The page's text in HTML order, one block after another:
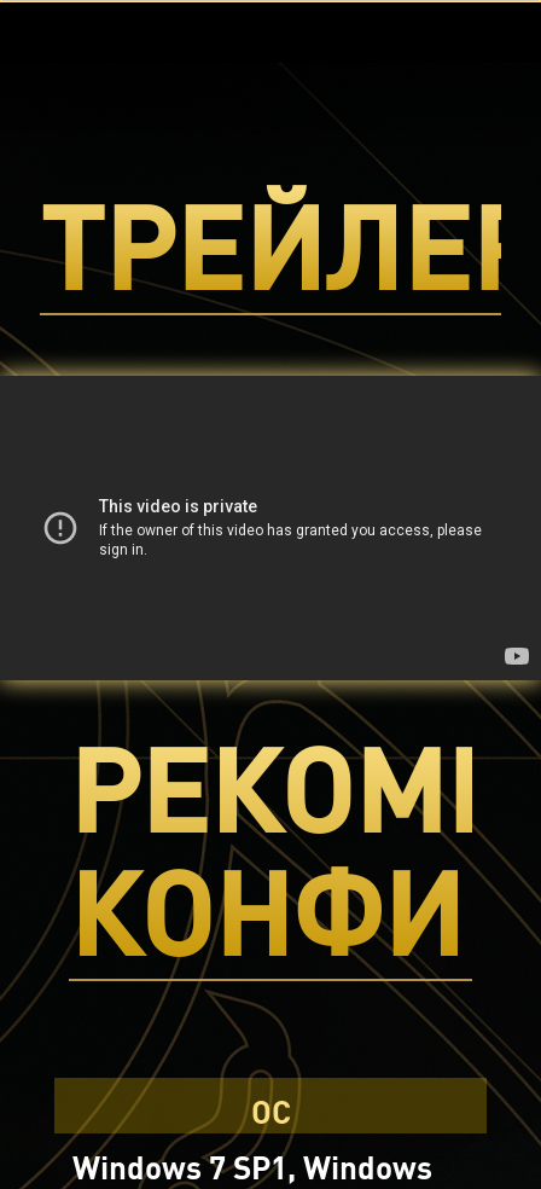
ТРЕЙЛЕР
ОС
Windows 7 SP1, Windows